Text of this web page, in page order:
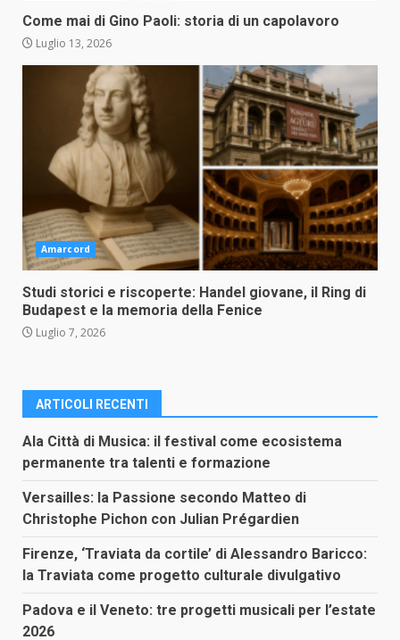
Come mai di Gino Paoli: storia di un capolavoro
Luglio 13, 2026
Amarcord
Studi storici e riscoperte: Handel giovane, il Ring di
Budapest e la memoria della Fenice
Luglio 7, 2026
ARTICOLI RECENTI
Ala Città di Musica: il festival come ecosistema
permanente tra talenti e formazione
Versailles: la Passione secondo Matteo di
Christophe Pichon con Julian Prégardien
Firenze, ‘Traviata da cortile’ di Alessandro Baricco:
la Traviata come progetto culturale divulgativo
Padova e il Veneto: tre progetti musicali per l’estate
2026